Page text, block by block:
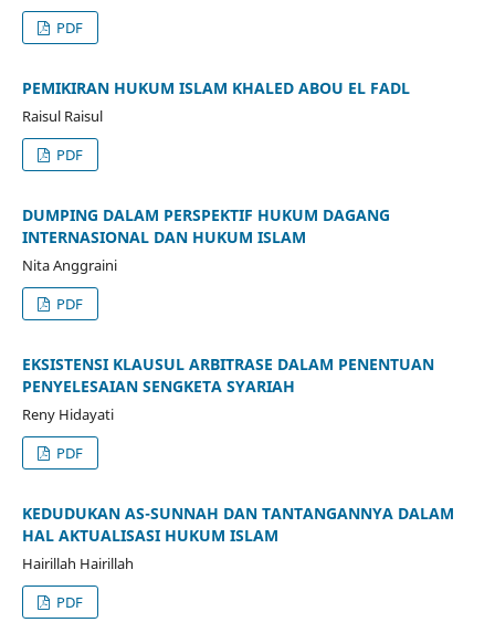
PDF
PEMIKIRAN HUKUM ISLAM KHALED ABOU EL FADL
Raisul Raisul
PDF
DUMPING DALAM PERSPEKTIF HUKUM DAGANG
INTERNASIONAL DAN HUKUM ISLAM
Nita Anggraini
PDF
EKSISTENSI KLAUSUL ARBITRASE DALAM PENENTUAN
PENYELESAIAN SENGKETA SYARIAH
Reny Hidayati
PDF
KEDUDUKAN AS-SUNNAH DAN TANTANGANNYA DALAM
HAL AKTUALISASI HUKUM ISLAM
Hairillah Hairillah
PDF